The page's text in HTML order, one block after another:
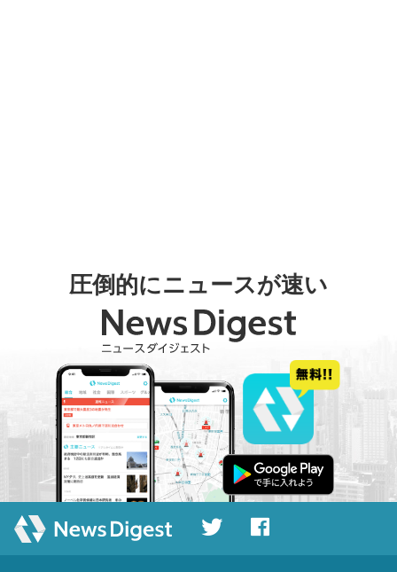
圧倒的にニュースが速い